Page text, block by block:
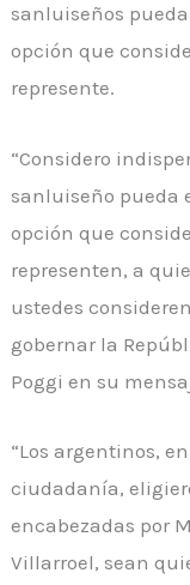
sanluiseños
opción que
represente.
“Considero
sanluiseño pueda
opción que
representen, a
ustedes
gobernar la
Poggi en su
“Los argentinos,
ciudadanía,
encabezadas por
Villarroel, sean